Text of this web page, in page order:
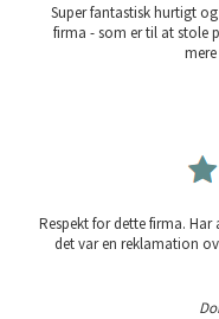
Super fantastisk hurtigt
firma - som er til at stole
Respekt for dette firma.
det var en reklamation